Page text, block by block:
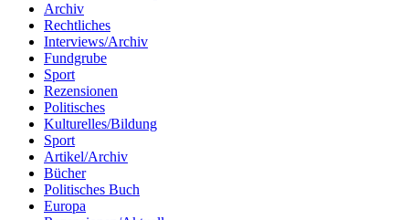
Archiv
Rechtliches
Interviews/Archiv
Fundgrube
Sport
Rezensionen
Politisches
Kulturelles/Bildung
Sport
Artikel/Archiv
Bücher
Politisches Buch
Europa